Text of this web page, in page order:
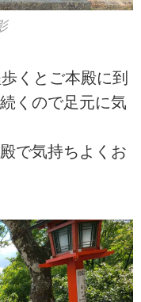
くとご本殿に到
くので足元に気
で気持ちよくお